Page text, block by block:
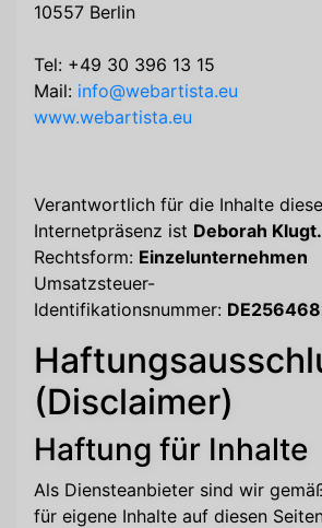
10557 Berlin
Tel: +49 30 396 13 15
Mail: info@webartista.eu
www.webartista.eu
Verantwortlich für die Inhalte
Internetpräsenz ist Deborah Klugt.
Rechtsform: Einzelunternehmen
Umsatzsteuer-
Identifikationsnummer:
(Disclaimer)
Haftung für Inhalte
Als Diensteanbieter sind wir
für eigene Inhalte auf diesen